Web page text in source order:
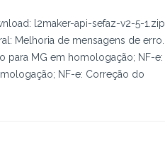
l2maker-api-sefaz-v2-5-1.zip
Melhoria de mensagens de erro.
para MG em homologação; NF-e:
NF-e: Correção do